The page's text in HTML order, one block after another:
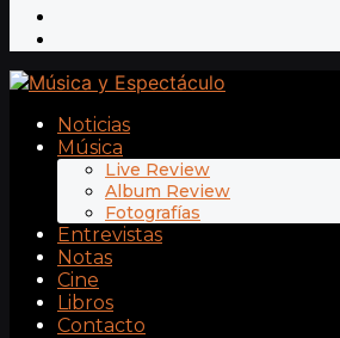
Noticias
Música
Live Review
Album Review
Fotografías
Entrevistas
Notas
Cine
Libros
Contacto